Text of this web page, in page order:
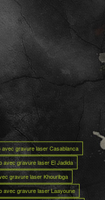
avec gravure laser Casablanca
avec gravure laser El Jadida
gravure laser Khouribga
avec gravure laser Laayoune